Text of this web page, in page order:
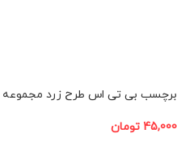
45,000 تومان